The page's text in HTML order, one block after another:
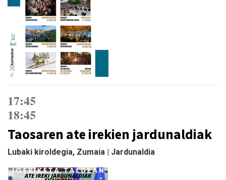
17:45
18:45
Taosaren ate irekien jardunaldiak
Lubaki kiroldegia, Zumaia | Jardunaldia